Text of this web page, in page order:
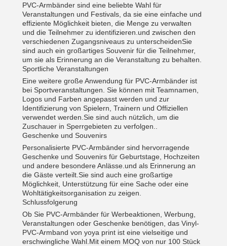
PVC-Armbänder sind eine beliebte Wahl für
Veranstaltungen und Festivals, da sie eine einfache und
effiziente Möglichkeit bieten, die Menge zu verwalten
und die Teilnehmer zu identifizieren.und zwischen den
verschiedenen Zugangsniveaus zu unterscheidenSie
sind auch ein großartiges Souvenir für die Teilnehmer,
um sie als Erinnerung an die Veranstaltung zu behalten.
Sportliche Veranstaltungen
Eine weitere große Anwendung für PVC-Armbänder ist
bei Sportveranstaltungen. Sie können mit Teamnamen,
Logos und Farben angepasst werden und zur
Identifizierung von Spielern, Trainern und Offiziellen
verwendet werden.Sie sind auch nützlich, um die
Zuschauer in Sperrgebieten zu verfolgen..
Geschenke und Souvenirs
Personalisierte PVC-Armbänder sind hervorragende
Geschenke und Souvenirs für Geburtstage, Hochzeiten
und andere besondere Anlässe.und als Erinnerung an
die Gäste verteilt.Sie sind auch eine großartige
Möglichkeit, Unterstützung für eine Sache oder eine
Wohltätigkeitsorganisation zu zeigen.
Schlussfolgerung
Ob Sie PVC-Armbänder für Werbeaktionen, Werbung,
Veranstaltungen oder Geschenke benötigen, das Vinyl-
PVC-Armband von yoya print ist eine vielseitige und
erschwingliche Wahl.Mit einem MOQ von nur 100 Stück